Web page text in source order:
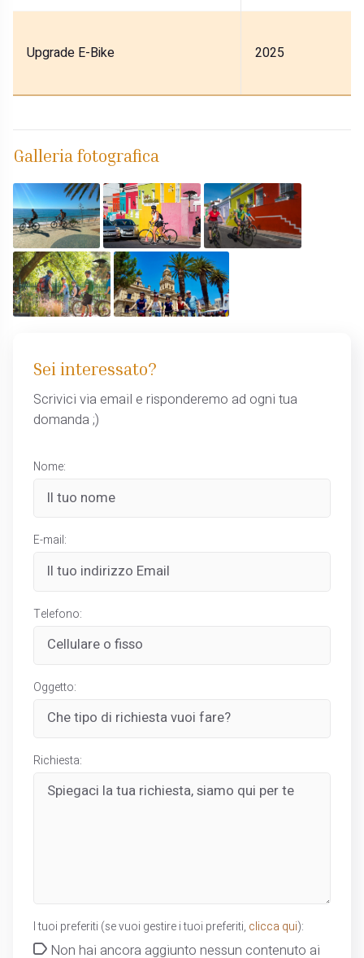
Upgrade E-Bike 2025
Galleria fotografica
Sei interessato?
Scrivici via email e risponderemo ad ogni tua
domanda ;)
Nome:
E-mail:
Telefono:
Oggetto:
Richiesta:
I tuoi preferiti (se vuoi gestire i tuoi preferiti, clicca qui):
Non hai ancora aggiunto nessun contenuto ai